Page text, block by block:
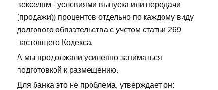
векселям - условиями выпуска или передачи
(продажи)) процентов отдельно по каждому виду
долгового обязательства с учетом статьи 269
настоящего Кодекса.
А мы продолжали усиленно заниматься
подготовкой к размещению.
Для банка это не проблема, утверждает он: